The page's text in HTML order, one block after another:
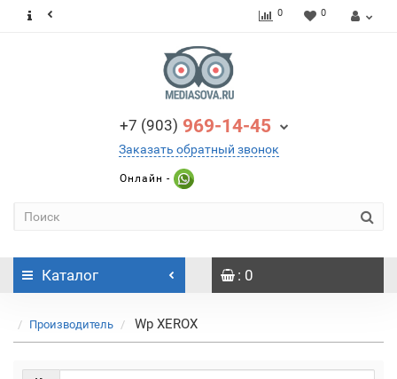
0 0
+7 (903) 969-14-45
Заказать обратный звонок
Онлайн -
Каталог : 0
Производитель Wp XEROX